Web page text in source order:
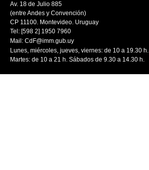
Av. 18 de Julio 885
(entre Andes y Convención)
CP 11100. Montevideo. Uruguay
Tel: [598 2] 1950 7960
Mail: CdF@imm.gub.uy
Lunes, miércoles, jueves, viernes: de 10 a 19.30 h.
Martes: de 10 a 21 h. Sábados de 9.30 a 14.30 h.